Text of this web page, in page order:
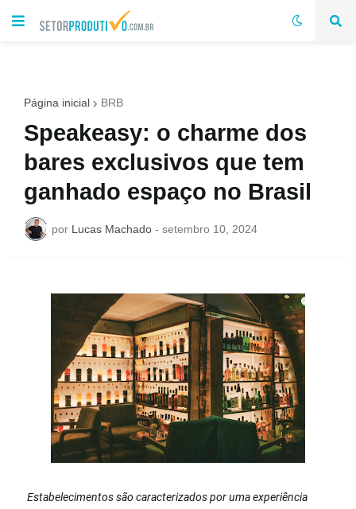
Página inicial BRB
Speakeasy: o charme dos
bares exclusivos que tem
ganhado espaço no Brasil
por Lucas Machado - setembro 10, 2024
Estabelecimentos são caracterizados por uma experiência